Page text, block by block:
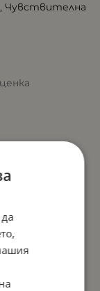
Чувствителна